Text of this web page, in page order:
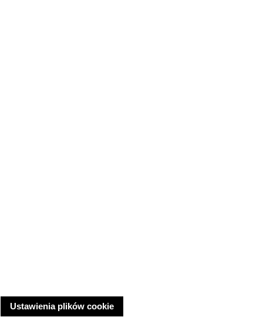
Ustawienia plików cookie